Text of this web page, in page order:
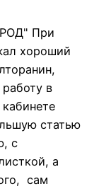
При
хороший
в
статью
с
а
сам